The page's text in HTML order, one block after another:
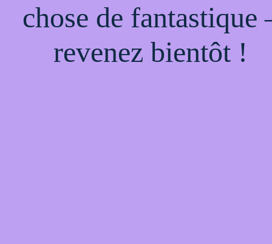
chose de fantastique
revenez bientôt !